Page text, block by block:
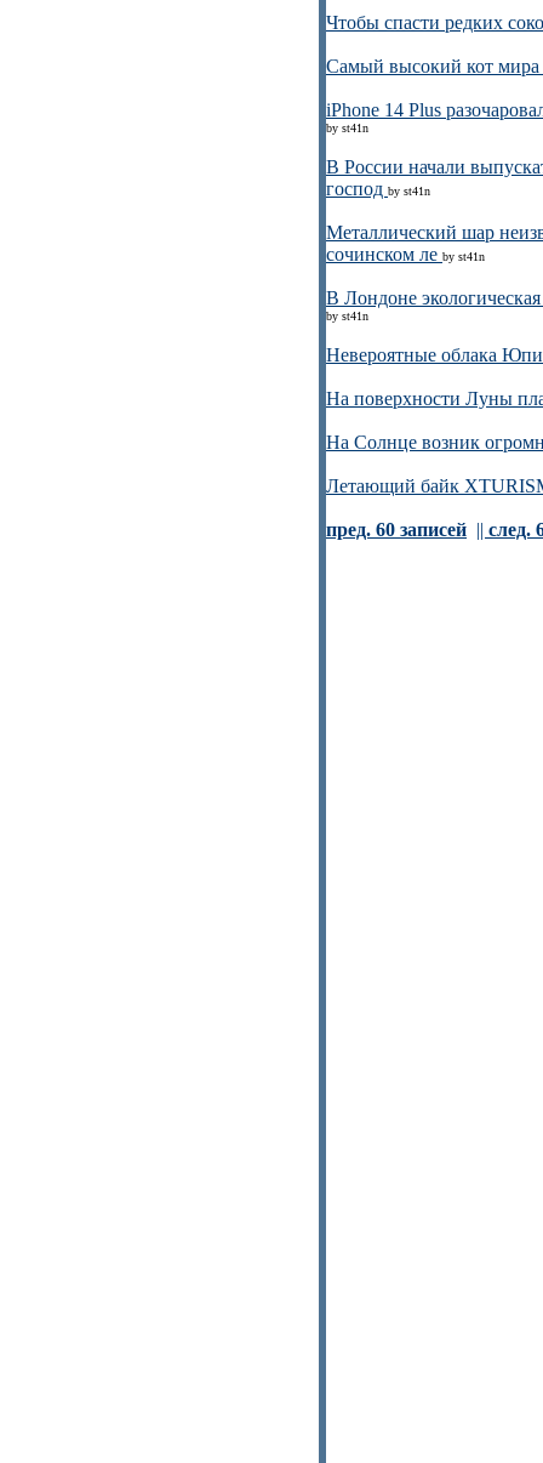
Чтобы спасти редких
Самый высокий кот
iPhone 14 Plus
by st41n
В России начали
господ by st41n
Металлический шар
сочинском ле by st41n
В Лондоне
by st41n
Невероятные облака
На поверхности Луны
На Солнце возник
Летающий байк
пред. 60 записей || след.